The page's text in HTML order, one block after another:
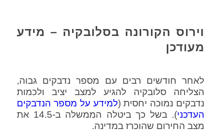
וירוס הקורונה בסלובקיה – מידע
מעודכן
לאחר חודשים רבים עם מספר נדבקים גבוה,
הצליחה סלובקיה להגיע למצב יציב ולכמות
נדבקים נמוכה יחסית (למידע על מספר הנדבקים
העדכני
). בשל כך ביטלה הממשלה ב-14.5 את
מצב החירום שהוכרז במדינה.